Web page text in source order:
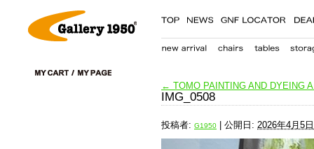
← TOMO PAINTING AND DYEING
IMG_0508
投稿者: G1950 公開日: 2026年4月5日